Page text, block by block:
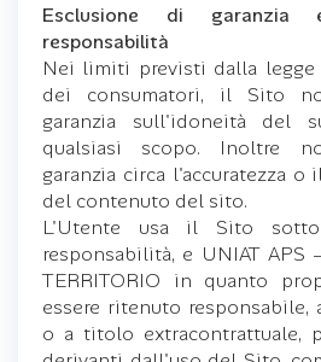
Esclusione di
responsabilità
Nei limiti previsti dalla
dei consumatori, il Sito
garanzia sull'idoneità del
qualsiasi scopo. Inoltre
garanzia circa l'accuratezza o
del contenuto del sito.
L'Utente usa il Sito
responsabilità, e UNIAT APS
TERRITORIO in quanto
essere ritenuto
o a titolo extracontrattuale,